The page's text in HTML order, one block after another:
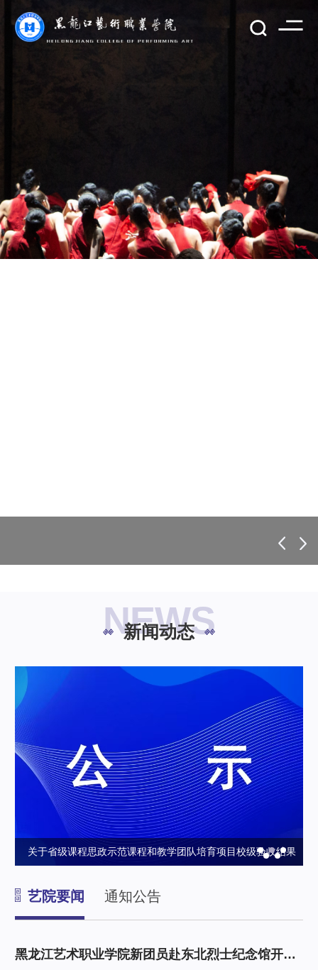
NEWS
新闻动态
关于省级课程思政示范课程和教学团队培育项目校级验收结果
艺院要闻 通知公告
黑龙江艺术职业学院新团员赴东北烈士纪念馆开展